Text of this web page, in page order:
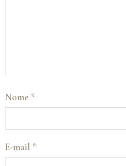
Nome *
E-mail *